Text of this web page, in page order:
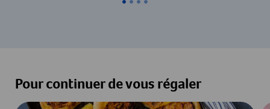
Pour continuer de vous régaler